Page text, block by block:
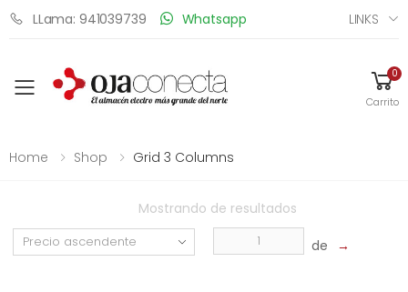
LLama: 941039739 Whatsapp LINKS
Toggle mobile menu
0
Carrito
Home Shop Grid 3 Columns
Mostrando de resultados
de →